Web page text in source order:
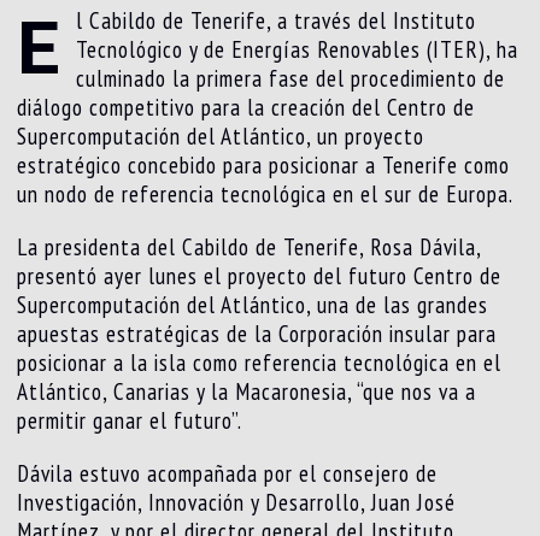
E
l Cabildo de Tenerife, a través del Instituto
Tecnológico y de Energías Renovables (ITER), ha
culminado la primera fase del procedimiento de
diálogo competitivo para la creación del Centro de
Supercomputación del Atlántico, un proyecto
estratégico concebido para posicionar a Tenerife como
un nodo de referencia tecnológica en el sur de Europa.
La presidenta del Cabildo de Tenerife, Rosa Dávila,
presentó ayer lunes el proyecto del futuro Centro de
Supercomputación del Atlántico, una de las grandes
apuestas estratégicas de la Corporación insular para
posicionar a la isla como referencia tecnológica en el
Atlántico, Canarias y la Macaronesia, “que nos va a
permitir ganar el futuro”.
Dávila estuvo acompañada por el consejero de
Investigación, Innovación y Desarrollo, Juan José